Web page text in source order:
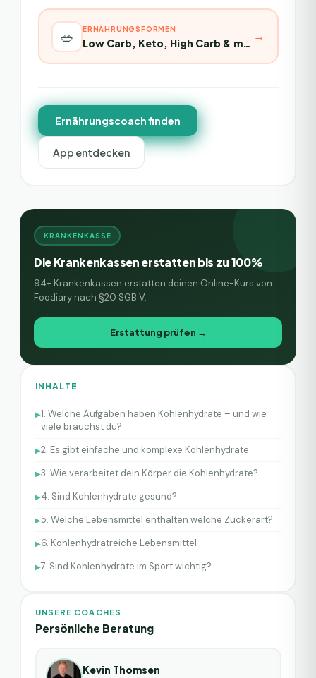
🥗 ERNÄHRUNGSFORMEN →
Ernährungscoach finden
App entdecken
KRANKENKASSE
Die Krankenkassen erstatten bis zu 100%
94+ Krankenkassen erstatten deinen Online-Kurs von
Foodiary nach §20 SGB V.
Erstattung prüfen →
INHALTE
▶1. Welche Aufgaben haben Kohlenhydrate – und wie
viele brauchst du?
▶2. Es gibt einfache und komplexe Kohlenhydrate
▶3. Wie verarbeitet dein Körper die Kohlenhydrate?
▶4. Sind Kohlenhydrate gesund?
▶5. Welche Lebensmittel enthalten welche Zuckerart?
▶6. Kohlenhydratreiche Lebensmittel
▶7. Sind Kohlenhydrate im Sport wichtig?
UNSERE COACHES
Persönliche Beratung
Kevin Thomsen